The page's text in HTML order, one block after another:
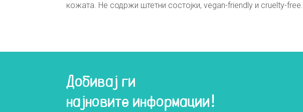
кожата. Не содржи штетни состојки, vegan-friendly и cruelty-free.
Добивај ги
најновите информации!